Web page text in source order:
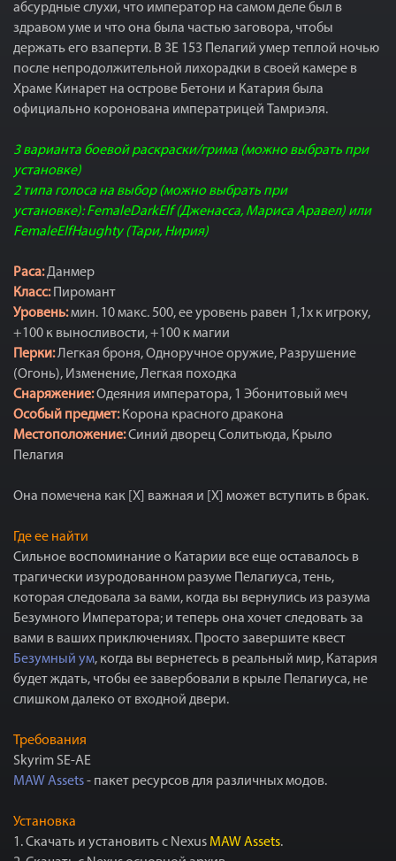
абсурдные слухи, что император на самом деле был в
здравом уме и что она была частью заговора, чтобы
держать его взаперти. В 3E 153 Пелагий умер теплой ночью
после непродолжительной лихорадки в своей камере в
Храме Кинарет на острове Бетони и Катария была
официально коронована императрицей Тамриэля.
3 варианта боевой раскраски/грима (можно выбрать при
установке)
2 типа голоса на выбор (можно выбрать при
установке): FemaleDarkElf (Дженасса, Мариса Аравел) или
FemaleElfHaughty (Тари, Нирия)
Раса:Данмер
Класс: Пиромант
Уровень:мин. 10 макс. 500, ее уровень равен 1,1x к игроку,
+100 к выносливости, +100 к магии
Перки:Легкая броня, Одноручное оружие, Разрушение
(Огонь), Изменение, Легкая походка
Снаряжение:Одеяния императора, 1 Эбонитовый меч
Особый предмет:Корона красного дракона
Местоположение:Синий дворец Солитьюда, Крыло
Пелагия
Она помечена как [X] важная и [X] может вступить в брак.
Где ее найти
Сильное воспоминание о Катарии все еще оставалось в
трагически изуродованном разуме Пелагиуса, тень,
которая следовала за вами, когда вы вернулись из разума
Безумного Императора; и теперь она хочет следовать за
вами в ваших приключениях. Просто завершите квест
Безумный ум, когда вы вернетесь в реальный мир, Катария
будет ждать, чтобы ее завербовали в крыле Пелагиуса, не
слишком далеко от входной двери.
Требования
Skyrim SE-AE
MAW Assets- пакет ресурсов для различных модов.
Установка
1. Скачать и установить с Nexus MAW Assets.